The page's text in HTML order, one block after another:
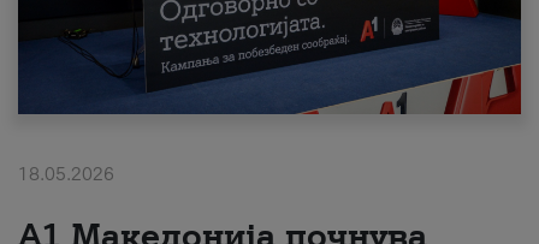
Поддршка
Надополни кредит
18.05.2026
A1 Македонија почнува